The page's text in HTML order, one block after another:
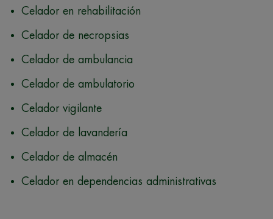
Celador en rehabilitación
Celador de necropsias
Celador de ambulancia
Celador de ambulatorio
Celador vigilante
Celador de lavandería
Celador de almacén
Celador en dependencias administrativas